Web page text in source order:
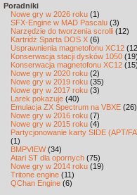
Poradniki
Nowe gry w 2026 roku (1)
SFX-Engine w MAD Pascalu (3)
Narzędzie do tworzenia scrolli (12)
Kartridż Sparta DOS X (6)
Usprawnienia magnetofonu XC12
Konserwacja stacji dysków 1050 (19)
Konserwacja magnetofonu XC12 (15)
Nowe gry w 2020 roku (2)
Nowe gry w 2019 roku (35)
Nowe gry w 2017 roku (3)
Larek pokazuje (40)
Emulacja ZX Spectrum na VBXE (26)
Nowe gry w 2016 roku (7)
Nowe gry w 2015 roku (4)
Partycjonowanie karty SIDE (APT/
(1)
BMPVIEW(34)
Atari ST dla opornych (75)
Nowe gry w 2014 roku (19)
Tritone engine (11)
QChan Engine (6)